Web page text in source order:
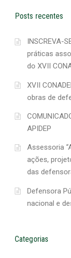
Posts recentes
INSCREVA-
práticas
do XVII
XVII
obras de
APIDEP
Assessoria
ações,
das
Defensora
nacional e
Categorias